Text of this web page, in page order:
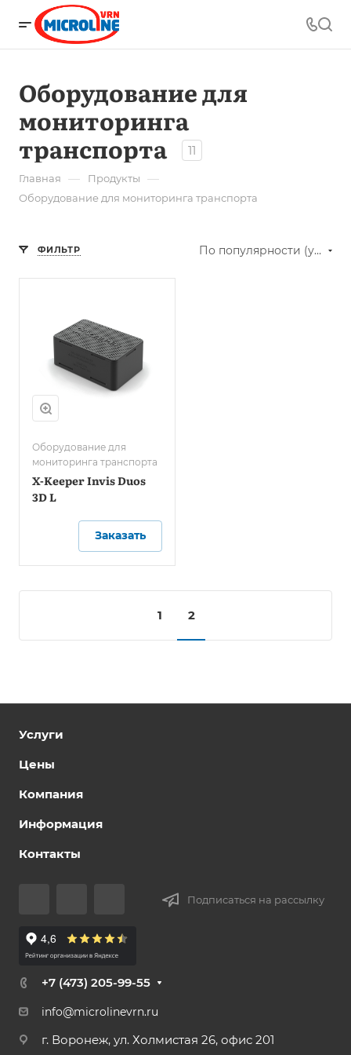
Оборудование для
мониторинга
транспорта
11
Главная — Продукты —
Оборудование для мониторинга транспорта
ФИЛЬТР По популярности (убывание)
Оборудование для
мониторинга транспорта
X-Keeper Invis Duos
3D L
Заказать
1 2
Услуги
Цены
Компания
Информация
Контакты
Подписаться на рассылку
+7 (473) 205-99-55
info@microlinevrn.ru
г. Воронеж, ул. Холмистая 26, офис 201